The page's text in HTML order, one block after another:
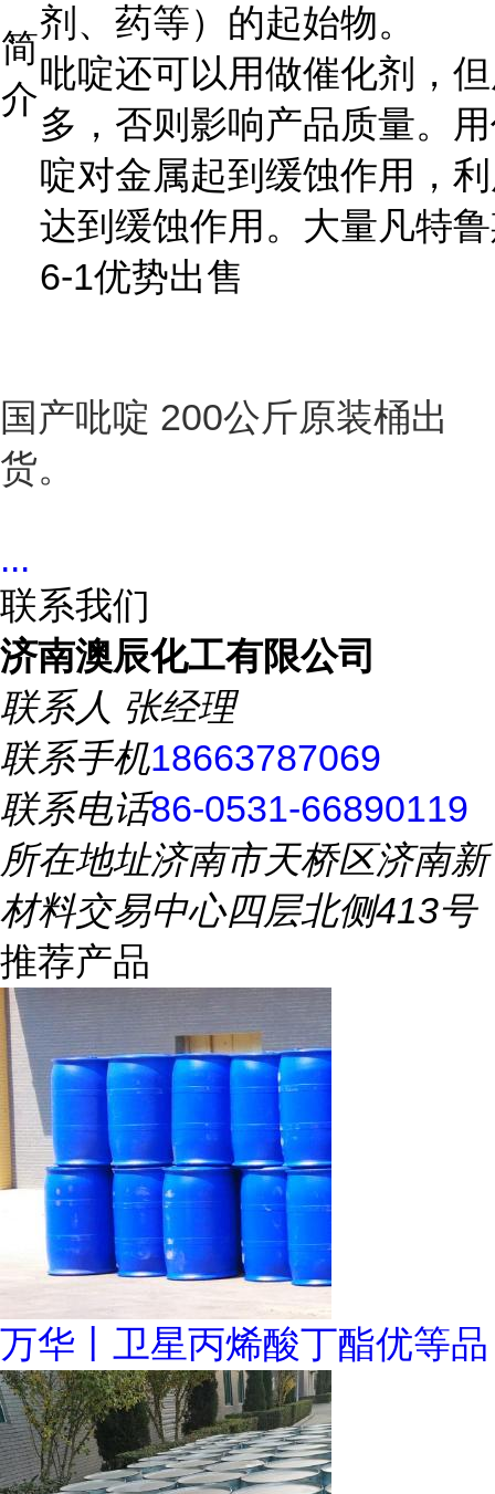
简
介
剂、药等）的起始物。
吡啶还可以用做催化剂，
多，否则影响产品质量。
啶对金属起到缓蚀作用，
达到缓蚀作用。大量凡特
6-1优势出售
国产吡啶 200公斤原装桶出
货。
...
联系我们
济南澳辰化工有限公司
联系人 张经理
联系手机18663787069
联系电话86-0531-66890119
所在地址济南市天桥区济南新
材料交易中心四层北侧413号
推荐产品
万华丨卫星丙烯酸丁酯优等品